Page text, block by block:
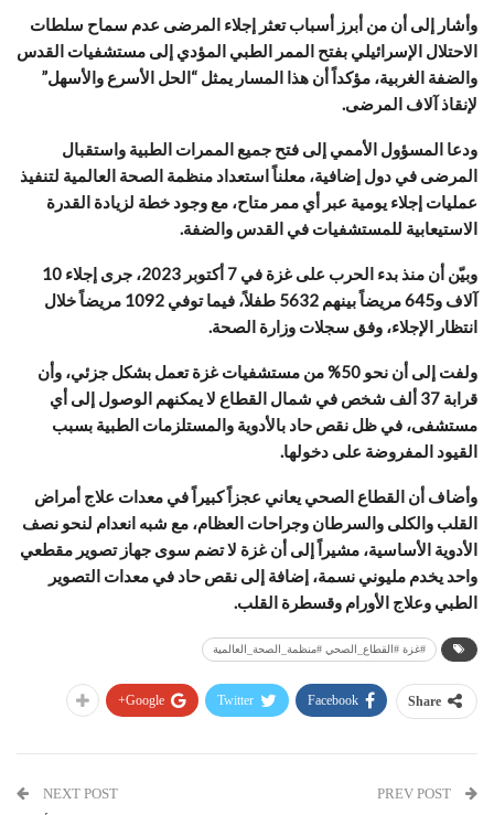
وأشار إلى أن من أبرز أسباب تعثر إجلاء المرضى عدم سماح سلطات
الاحتلال الإسرائيلي بفتح الممر الطبي المؤدي إلى مستشفيات القدس
والضفة الغربية، مؤكداً أن هذا المسار يمثل “الحل الأسرع والأسهل”
لإنقاذ آلاف المرضى.
ودعا المسؤول الأممي إلى فتح جميع الممرات الطبية واستقبال
المرضى في دول إضافية، معلناً استعداد منظمة الصحة العالمية لتنفيذ
عمليات إجلاء يومية عبر أي ممر متاح، مع وجود خطة لزيادة القدرة
الاستيعابية للمستشفيات في القدس والضفة.
وبيّن أن منذ بدء الحرب على غزة في 7 أكتوبر 2023، جرى إجلاء 10
آلاف و645 مريضاً بينهم 5632 طفلاً، فيما توفي 1092 مريضاً خلال
انتظار الإجلاء، وفق سجلات وزارة الصحة.
ولفت إلى أن نحو 50% من مستشفيات غزة تعمل بشكل جزئي، وأن
قرابة 37 ألف شخص في شمال القطاع لا يمكنهم الوصول إلى أي
مستشفى، في ظل نقص حاد بالأدوية والمستلزمات الطبية بسبب
القيود المفروضة على دخولها.
وأضاف أن القطاع الصحي يعاني عجزاً كبيراً في معدات علاج أمراض
القلب والكلى والسرطان وجراحات العظام، مع شبه انعدام لنحو نصف
الأدوية الأساسية، مشيراً إلى أن غزة لا تضم سوى جهاز تصوير مقطعي
واحد يخدم مليوني نسمة، إضافة إلى نقص حاد في معدات التصوير
الطبي وعلاج الأورام وقسطرة القلب.
#غزة #القطاع_الصحي #منظمة_الصحة_العالمية
Share
Facebook
Twitter
Google+
NEXT POST